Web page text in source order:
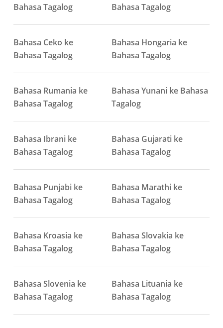
Bahasa Tagalog Bahasa Tagalog
Bahasa Ceko ke
Bahasa Tagalog
Bahasa Hongaria ke
Bahasa Tagalog
Bahasa Rumania ke
Bahasa Tagalog
Bahasa Yunani ke Bahasa
Tagalog
Bahasa Ibrani ke
Bahasa Tagalog
Bahasa Gujarati ke
Bahasa Tagalog
Bahasa Punjabi ke
Bahasa Tagalog
Bahasa Marathi ke
Bahasa Tagalog
Bahasa Kroasia ke
Bahasa Tagalog
Bahasa Slovakia ke
Bahasa Tagalog
Bahasa Slovenia ke
Bahasa Tagalog
Bahasa Lituania ke
Bahasa Tagalog